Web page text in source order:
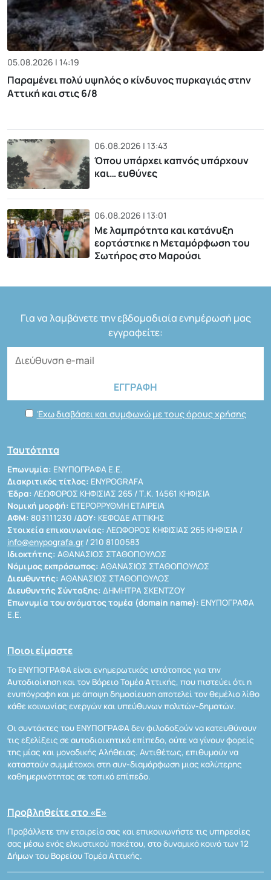
05.08.2026 | 14:19
Παραμένει πολύ υψηλός ο κίνδυνος πυρκαγιάς στην
Αττική και στις 6/8
06.08.2026 | 13:43
Όπου υπάρχει καπνός υπάρχουν
και… ευθύνες
06.08.2026 | 13:01
Με λαμπρότητα και κατάνυξη
εορτάστηκε η Μεταμόρφωση του
Σωτήρος στο Μαρούσι
Για να λαμβάνετε την εβδομαδιαία ενημέρωσή μας
εγγραφείτε:
Έχω διαβάσει και συμφωνώ με τους όρους χρήσης
Ταυτότητα
Επωνυμία: ΕΝΥΠΟΓΡΑΦΑ Ε.Ε.
Διακριτικός τίτλος: ENYPOGRAFA
Έδρα: ΛΕΩΦΟΡΟΣ ΚΗΦΙΣΙΑΣ 265 / Τ.Κ. 14561 ΚΗΦΙΣΙΑ
Νομική μορφή: ΕΤΕΡΟΡΡΥΘΜΗ ΕΤΑΙΡΕΙΑ
ΑΦΜ: 803111230 /ΔΟΥ: ΚΕΦΟΔΕ ΑΤΤΙΚΗΣ
Στοιχεία επικοινωνίας: ΛΕΩΦΟΡΟΣ ΚΗΦΙΣΙΑΣ 265 ΚΗΦΙΣΙΑ /
info@enypografa.gr / 210 8100583
Ιδιοκτήτης: ΑΘΑΝΑΣΙΟΣ ΣΤΑΘΟΠΟΥΛΟΣ
Νόμιμος εκπρόσωπος: ΑΘΑΝΑΣΙΟΣ ΣΤΑΘΟΠΟΥΛΟΣ
Διευθυντής: ΑΘΑΝΑΣΙΟΣ ΣΤΑΘΟΠΟΥΛΟΣ
Διευθυντής Σύνταξης: ΔΗΜΗΤΡΑ ΣΚΕΝΤΖΟΥ
Επωνυμία του ονόματος τομέα (domain name): ΕΝΥΠΟΓΡΑΦΑ
Ε.Ε.
Ποιοι είμαστε
Το ΕΝΥΠΟΓΡΑΦΑ είναι ενημερωτικός ιστότοπος για την
Αυτοδιοίκηση και τον Βόρειο Τομέα Αττικής, που πιστεύει ότι η
ενυπόγραφη και με άποψη δημοσίευση αποτελεί τον θεμέλιο λίθο
κάθε κοινωνίας ενεργών και υπεύθυνων πολιτών-δημοτών.
Οι συντάκτες του ΕΝΥΠΟΓΡΑΦΑ δεν φιλοδοξούν να κατευθύνουν
τις εξελίξεις σε αυτοδιοικητικό επίπεδο, ούτε να γίνουν φορείς
της μίας και μοναδικής Αλήθειας. Αντιθέτως, επιθυμούν να
καταστούν συμμέτοχοι στη συν-διαμόρφωση μιας καλύτερης
καθημερινότητας σε τοπικό επίπεδο.
Προβληθείτε στο «Ε»
Προβάλλετε την εταιρεία σας και επικοινωνήστε τις υπηρεσίες
σας μέσω ενός ελκυστικού πακέτου, στο δυναμικό κοινό των 12
Δήμων του Βορείου Τομέα Αττικής.